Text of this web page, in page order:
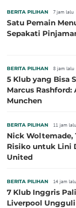
BERITA PILIHAN 7 jam lalu
Satu Pemain
Sepakati
BERITA PILIHAN 8 jam lalu
5 Klub yang Bisa
Marcus
Munchen
BERITA PILIHAN 11 jam lalu
Nick Woltemade,
Risiko untuk Lini
United
BERITA PILIHAN 14 jam lalu
7 Klub Inggris
Liverpool